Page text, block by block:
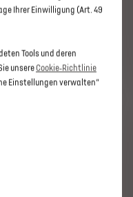
Ihrer Einwilligung (Art. 49
Tools und deren
unsere Cookie‑Richtlinie
Einstellungen verwalten“